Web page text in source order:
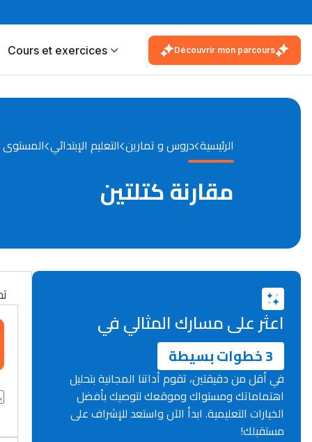
Cours et exercices Découvrir mon parcours
الرئيسية دروس و تمارين التعليم الإبتدائي المستوى
مقارنة كتلتين
اعثر على مسارك المثالي في
3 خطوات بسيطة
في أقل من دقيقتين، تقوم أداتنا المجانية بتحليل
اهتماماتك ومستواك وموقعك لتوصيك بأفضل
الخيارات التعليمية. ابدأ الآن واستعد للإشراف على
مستقبلك!